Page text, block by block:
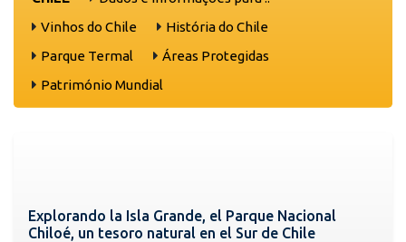
Vinhos do Chile
História do Chile
Parque Termal
Áreas Protegidas
Património Mundial
Explorando la Isla Grande, el Parque Nacional
Chiloé, un tesoro natural en el Sur de Chile